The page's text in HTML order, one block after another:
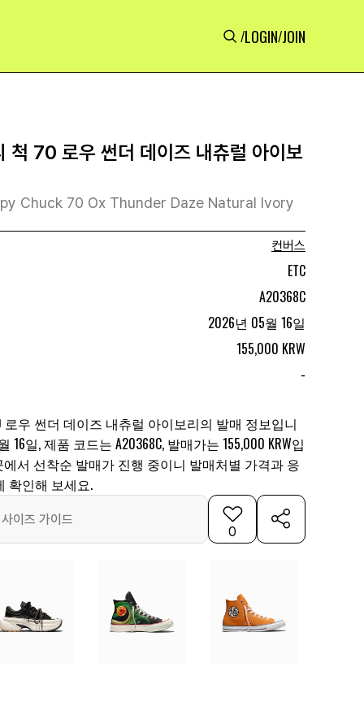
/LOGIN/JOIN
척 70 로우 썬더 데이즈 내츄럴 아이보
Chuck 70 Ox Thunder Daze Natural Ivory
컨버스
ETC
A20368C
2026년 05월 16일
155,000 KRW
-
로우 썬더 데이즈 내츄럴 아이보리의 발매 정보입니
16일, 제품 코드는 A20368C, 발매가는 155,000 KRW입
서 선착순 발매가 진행 중이니 발매처별 가격과 응
확인해 보세요.
사이즈 가이드
0